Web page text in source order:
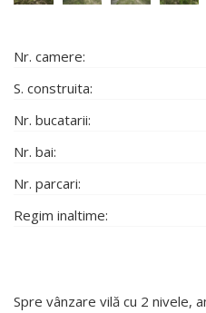
Nr. camere:
S. construita:
Nr. bucatarii:
Nr. bai:
Nr. parcari:
Regim inaltime:
Spre vânzare vilă cu 2 nivele,